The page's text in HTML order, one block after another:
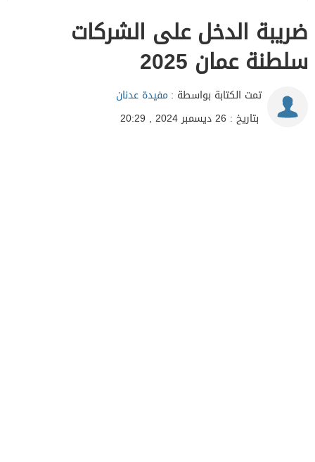
ضريبة الدخل على الشركات
سلطنة عمان 2025
تمت الكتابة بواسطة : مفيدة عدنان
بتاريخ : 26 ديسمبر 2024 , 20:29